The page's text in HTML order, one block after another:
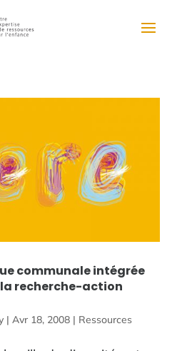
communale intégrée
la recherche-action
| Avr 18, 2008| Ressources